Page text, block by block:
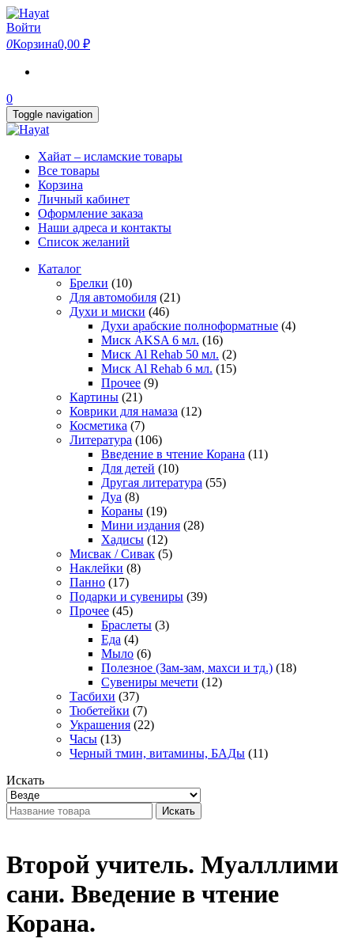
Skip
to
the
content
Войти
0Корзина0,00 ₽
0
Toggle navigation
Хайат – исламские товары
Все товары
Корзина
Личный кабинет
Оформление заказа
Наши адреса и контакты
Список желаний
Каталог
Брелки (10)
Для автомобиля (21)
Духи и миски (46)
Духи арабские полноформатные (4)
Миск AKSA 6 мл. (16)
Миск Al Rehab 50 мл. (2)
Миск Al Rehab 6 мл. (15)
Прочее (9)
Картины (21)
Коврики для намаза (12)
Косметика (7)
Литература (106)
Введение в чтение Корана (11)
Для детей (10)
Другая литература (55)
Дуа (8)
Кораны (19)
Мини издания (28)
Хадисы (12)
Мисвак / Сивак (5)
Наклейки (8)
Панно (17)
Подарки и сувениры (39)
Прочее (45)
Браслеты (3)
Еда (4)
Мыло (6)
Полезное (Зам-зам, махси и тд.) (18)
Сувениры мечети (12)
Тасбихи (37)
Тюбетейки (7)
Украшения (22)
Часы (13)
Черный тмин, витамины, БАДы (11)
Искать
Искать
Второй учитель. Муалллими
сани. Введение в чтение
Корана.